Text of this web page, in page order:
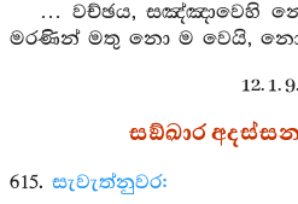
… වච්ඡය, සඤ්ඤාවෙහි
මරණින් මතු නො ම වෙයි,
12. 1. 9.
සඞ්ඛාර
615. සැවැත්නුවර: